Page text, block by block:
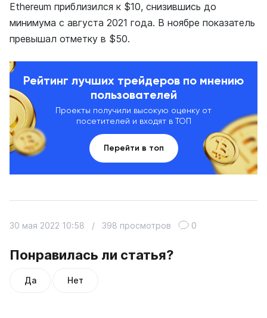
Ethereum приблизился к $10, снизившись до
минимума с августа 2021 года. В ноябре показатель
превышал отметку в $50.
Рейтинг лучших трейдеров по мнению
пользователей
Проекты получили высокую оценку от
посетителей и входят в ТОП
Перейти в топ
Понравилась ли статья?
Да Нет
30 мая 2022 10:58 / 398 просмотров 0